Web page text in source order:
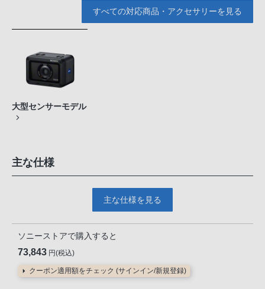
すべての対応商品・アクセサリーを見る
大型センサーモデル
主な仕様
主な仕様を見る
ソニーストアで購入すると
73,843 円(税込)
クーポン適用額をチェック (サインイン/新規登録)